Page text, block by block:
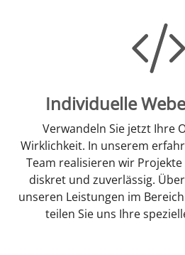
Individuelle
Verwandeln Sie jetzt Ihre
Wirklichkeit. In unserem
Team realisieren wir
diskret und zuverlässig.
unseren Leistungen im
teilen Sie uns Ihre